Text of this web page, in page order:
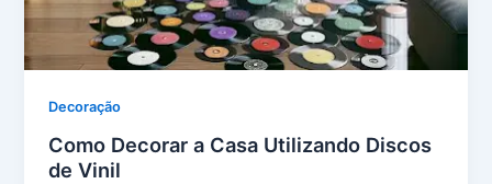
Decoração
Como Decorar a Casa Utilizando Discos
de Vinil